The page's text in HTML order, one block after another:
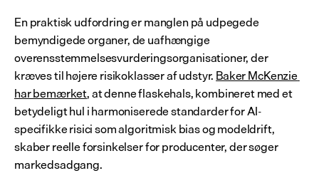
En praktisk udfordring er manglen på udpegede
bemyndigede organer, de uafhængige
overensstemmelsesvurderingsorganisationer, der
kræves til højere risikoklasser af udstyr. Baker McKenzie
har bemærket, at denne flaskehals, kombineret med et
betydeligt hul i harmoniserede standarder for AI-
specifikke risici som algoritmisk bias og modeldrift,
skaber reelle forsinkelser for producenter, der søger
markedsadgang.